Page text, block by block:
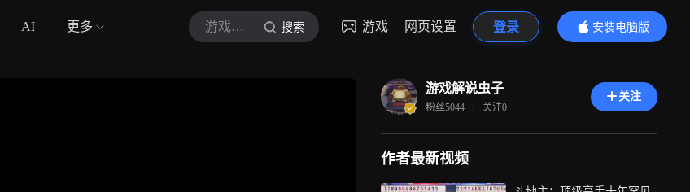
AI 更多 游戏解说虫子 搜索 游戏 网页设置 登录
安装电脑版
内容更精彩
游戏解说虫子
粉丝5044 | 关注0
关注
作者最新视频